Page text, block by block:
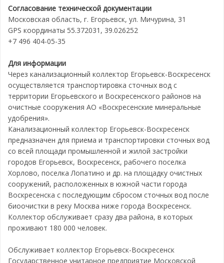
Согласование технической документации
Московская область, г. Егорьевск, ул. Мичурина, 31
GPS координаты 55.372031, 39.026252
+7 496 404-05-35
Для информации
Через канализационный коллектор Егорьевск-Воскресенск
осуществляется транспортировка сточных вод с
территории Егорьевского и Воскресенского районов на
очистные сооружения АО «Воскресенские минеральные
удобрения».
Канализационный коллектор Егорьевск-Воскресенск
предназначен для приема и транспортировки сточных вод
со всей площади промышленной и жилой застройки
городов Егорьевск, Воскресенск, рабочего поселка
Хорлово, поселка Лопатино и др. на площадку очистных
сооружений, расположенных в южной части города
Воскресенска с последующим сбросом сточных вод после
биоочистки в реку Москва ниже города Воскресенск.
Коллектор обслуживает сразу два района, в которых
проживают 180 000 человек.
Обслуживает коллектор Егорьевск-Воскресенск
Государственное унитарное предприятие Московской